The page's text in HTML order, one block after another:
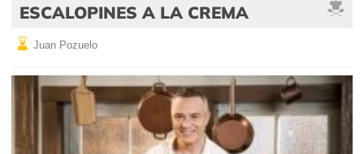
ESCALOPINES A LA CREMA
Juan Pozuelo